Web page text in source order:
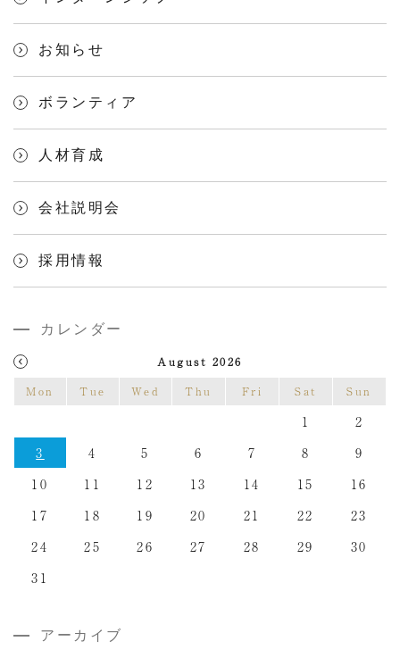
お知らせ
ボランティア
人材育成
会社説明会
採用情報
カレンダー
August 2026
Mon
Tue Wed Thu Fri Sat Sun
1
2
3
4 5 6 7 8
9
10
11 12 13 14 15
16
17
18 19 20 21 22
23
24
25 26 27 28 29
30
31
アーカイブ